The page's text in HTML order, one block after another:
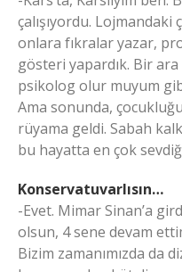
çalışıyordu. Lojmandaki
onlara fıkralar yazar,
gösteri yapardık. Bir
psikolog olur muyum
Ama sonunda,
rüyama geldi. Sabah
bu hayatta en çok
Konservatuvarlısın…
-Evet. Mimar Sinan’a
olsun, 4 sene devam
Bizim zamanımızda da